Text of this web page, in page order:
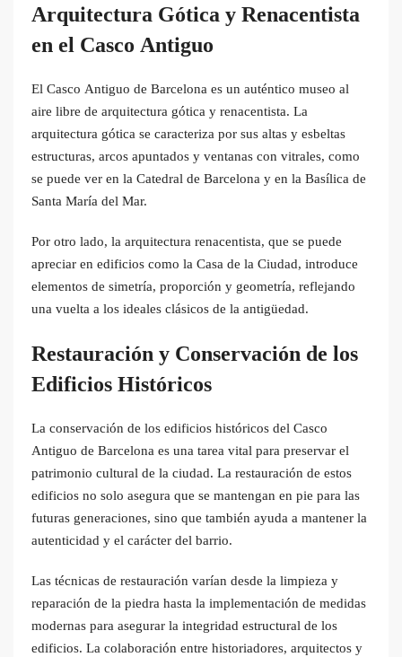
Arquitectura Gótica y Renacentista
en el Casco Antiguo
El Casco Antiguo de Barcelona es un auténtico museo al
aire libre de arquitectura gótica y renacentista. La
arquitectura gótica se caracteriza por sus altas y esbeltas
estructuras, arcos apuntados y ventanas con vitrales, como
se puede ver en la Catedral de Barcelona y en la Basílica de
Santa María del Mar.
Por otro lado, la arquitectura renacentista, que se puede
apreciar en edificios como la Casa de la Ciudad, introduce
elementos de simetría, proporción y geometría, reflejando
una vuelta a los ideales clásicos de la antigüedad.
Restauración y Conservación de los
Edificios Históricos
La conservación de los edificios históricos del Casco
Antiguo de Barcelona es una tarea vital para preservar el
patrimonio cultural de la ciudad. La restauración de estos
edificios no solo asegura que se mantengan en pie para las
futuras generaciones, sino que también ayuda a mantener la
autenticidad y el carácter del barrio.
Las técnicas de restauración varían desde la limpieza y
reparación de la piedra hasta la implementación de medidas
modernas para asegurar la integridad estructural de los
edificios. La colaboración entre historiadores, arquitectos y